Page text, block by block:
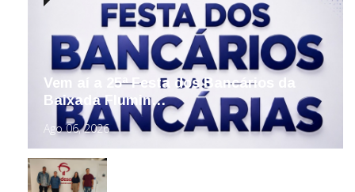
Vem aí a 25ª Festa dos Bancários da
Baixada Flumin…
Ago 06, 2026